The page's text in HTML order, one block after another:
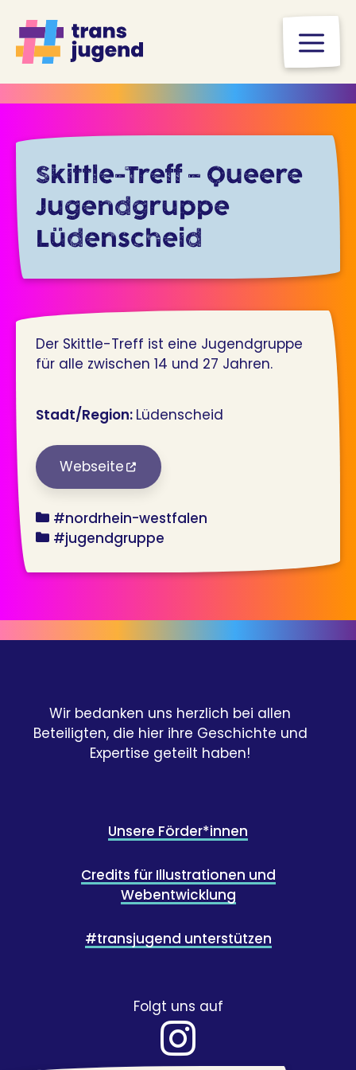
Inhalt
springen
Skittle-Treff – Queere
Jugendgruppe
Lüdenscheid
Der Skittle-Treff ist eine Jugendgruppe
für alle zwischen 14 und 27 Jahren.
Stadt/Region: Lüdenscheid
Webseite
bundesland
#nordrhein-westfalen
angebot
#jugendgruppe
Wir bedanken uns herzlich bei allen
Beteiligten, die hier ihre Geschichte und
Expertise geteilt haben!
Unsere Förder*innen
Credits für Illustrationen und
Webentwicklung
#transjugend unterstützen
Folgt uns auf